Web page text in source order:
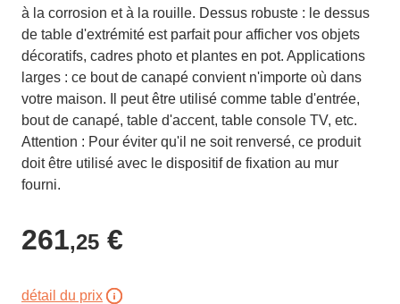
à la corrosion et à la rouille. Dessus robuste : le dessus
de table d'extrémité est parfait pour afficher vos objets
décoratifs, cadres photo et plantes en pot. Applications
larges : ce bout de canapé convient n'importe où dans
votre maison. Il peut être utilisé comme table d'entrée,
bout de canapé, table d'accent, table console TV, etc.
Attention : Pour éviter qu'il ne soit renversé, ce produit
doit être utilisé avec le dispositif de fixation au mur
fourni.
261,25 €
détail du prix